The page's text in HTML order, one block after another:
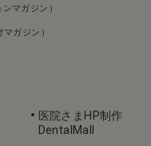
マガジン）
ガジン）
医院さまHP制作
DentalMall